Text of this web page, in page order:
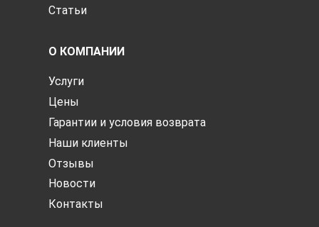
Статьи
О КОМПАНИИ
Услуги
Цены
Гарантии и условия возврата
Наши клиенты
Отзывы
Новости
Контакты